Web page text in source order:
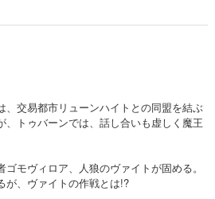
交易都市リューンハイトとの同盟を結ぶ
トゥバーンでは、話し合いも虚しく魔王
モヴィロア、人狼のヴァイトが固める。
が、ヴァイトの作戦とは!?